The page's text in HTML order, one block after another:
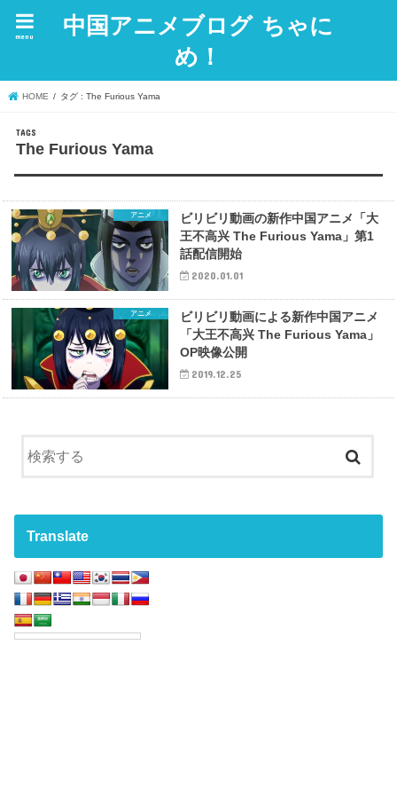
中国アニメブログ ちゃに
め！
menu
HOME タグ : The Furious Yama
The Furious Yama
アニメ
ビリビリ動画の新作中国アニメ「大
王不高兴 The Furious Yama」第1
話配信開始
2020.01.01
アニメ
ビリビリ動画による新作中国アニメ
「大王不高兴 The Furious Yama」
OP映像公開
2019.12.25
Translate